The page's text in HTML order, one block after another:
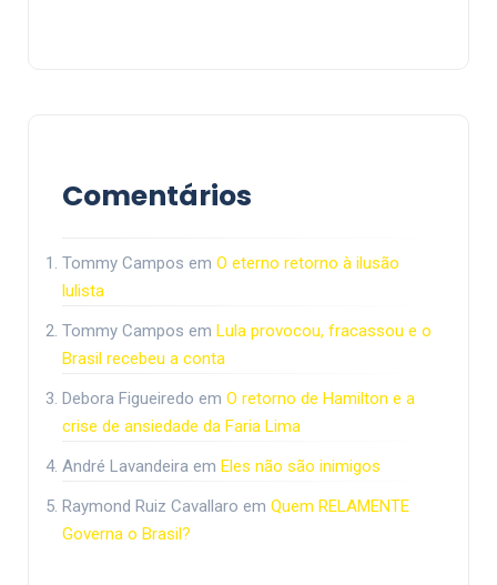
Comentários
Tommy Campos em O eterno retorno à ilusão
lulista
Tommy Campos em Lula provocou, fracassou e o
Brasil recebeu a conta
Debora Figueiredo em O retorno de Hamilton e a
crise de ansiedade da Faria Lima
André Lavandeira em Eles não são inimigos
Raymond Ruiz Cavallaro em Quem RELAMENTE
Governa o Brasil?